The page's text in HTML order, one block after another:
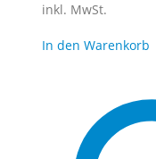
Preis
39,95€17,99€.
inkl. MwSt.
In den Warenkorb